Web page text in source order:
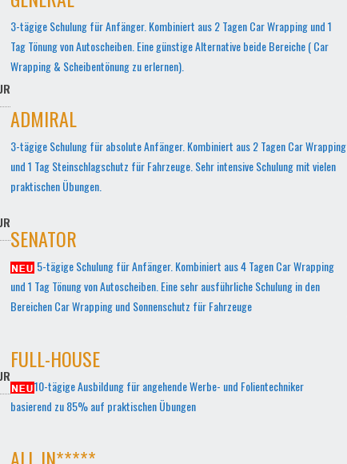
3-tägige Schulung für Anfänger. Kombiniert aus 2 Tagen Car Wrapping und 1
Tag Tönung von Autoscheiben. Eine günstige Alternative beide Bereiche ( Car
Wrapping & Scheibentönung zu erlernen).
ADMIRAL
3-tägige Schulung für absolute Anfänger. Kombiniert aus 2 Tagen Car Wrapping
und 1 Tag Steinschlagschutz für Fahrzeuge. Sehr intensive Schulung mit vielen
praktischen Übungen.
SENATOR
5-tägige Schulung für Anfänger. Kombiniert aus 4 Tagen Car Wrapping
und 1 Tag Tönung von Autoscheiben. Eine sehr ausführliche Schulung in den
Bereichen Car Wrapping und Sonnenschutz für Fahrzeuge
FULL-HOUSE
10-tägige Ausbildung für angehende Werbe- und Folientechniker
basierend zu 85% auf praktischen Übungen
ALL IN*****